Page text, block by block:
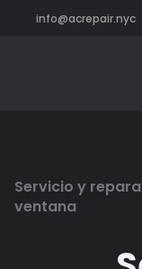
info@acrepair.nyc
Servicio y
ventana